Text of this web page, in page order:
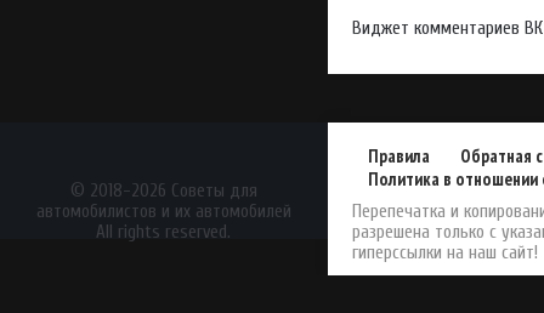
Виджет комментариев ВК
АвтоЖурнал
© 2018-2026 Советы для
автомобилистов и их автомобилей
All rights reserved.
Правила
Обратная
Политика в отношении
Перепечатка и
разрешена только с
гиперссылки на наш сайт!